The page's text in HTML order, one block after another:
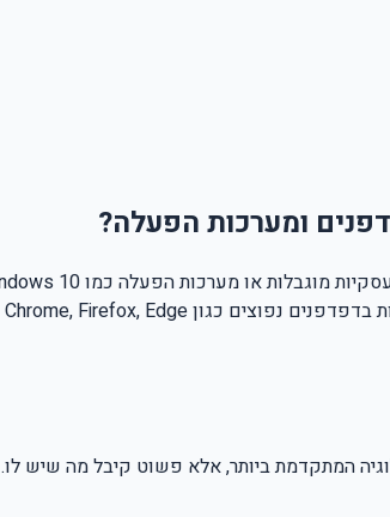
ומערכות הפעלה?
המתקדמת ביותר, אלא פשוט קיבל מה שיש לו.